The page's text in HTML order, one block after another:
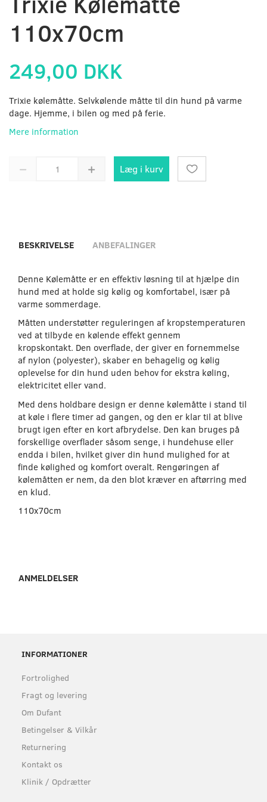
110x70cm
249,00 DKK
Trixie kølemåtte. Selvkølende måtte til din hund på varme
dage. Hjemme, i bilen og med på ferie.
Mere information
Læg i kurv
BESKRIVELSE ANBEFALINGER
Denne Kølemåtte er en effektiv løsning til at hjælpe din
hund med at holde sig kølig og komfortabel, især på
varme sommerdage.
Måtten understøtter reguleringen af kropstemperaturen
ved at tilbyde en kølende effekt gennem
kropskontakt. Den overflade, der giver en fornemmelse
af nylon (polyester), skaber en behagelig og kølig
oplevelse for din hund uden behov for ekstra køling,
elektricitet eller vand.
Med dens holdbare design er denne kølemåtte i stand til
at køle i flere timer ad gangen, og den er klar til at blive
brugt igen efter en kort afbrydelse. Den kan bruges på
forskellige overflader såsom senge, i hundehuse eller
endda i bilen, hvilket giver din hund mulighed for at
finde kølighed og komfort overalt. Rengøringen af
kølemåtten er nem, da den blot kræver en aftørring med
en klud.
110x70cm
ANMELDELSER
INFORMATIONER
Fortrolighed
Fragt og levering
Om Dufant
Betingelser & Vilkår
Returnering
Kontakt os
Klinik / Opdrætter